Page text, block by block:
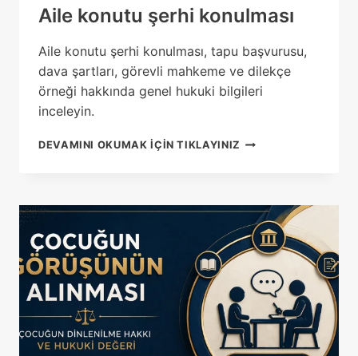
Aile konutu şerhi konulması
Aile konutu şerhi konulması, tapu başvurusu,
dava şartları, görevli mahkeme ve dilekçe
örneği hakkında genel hukuki bilgileri
inceleyin.
DEVAMINI OKUMAK IÇIN TIKLAYINIZ AILE